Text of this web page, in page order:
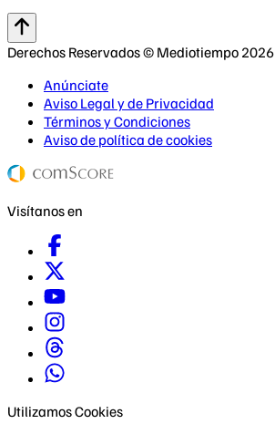
Derechos Reservados © Mediotiempo 2026
Anúnciate
Aviso Legal y de Privacidad
Términos y Condiciones
Aviso de política de cookies
Visítanos en
Utilizamos Cookies